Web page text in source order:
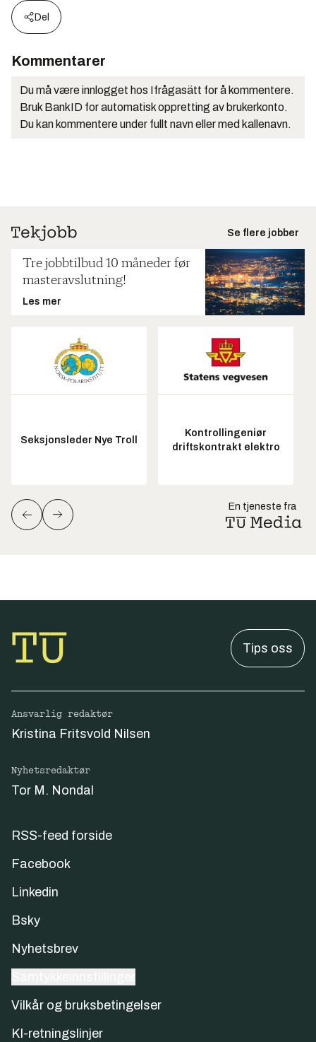
Del
Kommentarer
Du må være innlogget hos Ifrågasätt for å kommentere.
Bruk BankID for automatisk oppretting av brukerkonto.
Du kan kommentere under fullt navn eller med kallenavn.
Se flere jobber
Tre jobbtilbud 10 måneder før
masteravslutning!
Les mer
Seksjonsleder Nye Troll
Kontrollingeniør
driftskontrakt elektro
En tjeneste fra
Tips oss
Ansvarlig redaktør
Kristina Fritsvold Nilsen
Nyhetsredaktør
Tor M. Nondal
RSS-feed forside
Facebook
Linkedin
Bsky
Nyhetsbrev
Vilkår og bruksbetingelser
KI-retningslinjer